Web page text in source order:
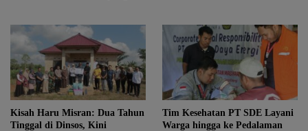
Kisah Haru Misran: Dua Tahun
Tinggal di Dinsos, Kini
Tim Kesehatan PT SDE Layani
Warga hingga ke Pedalaman